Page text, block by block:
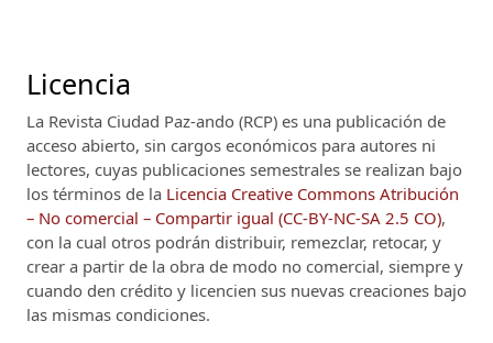
Licencia
La Revista Ciudad Paz-ando (RCP) es una publicación de
acceso abierto, sin cargos económicos para autores ni
lectores, cuyas publicaciones semestrales se realizan bajo
los términos de la Licencia Creative Commons Atribución
– No comercial – Compartir igual (CC-BY-NC-SA 2.5 CO),
con la cual otros podrán distribuir, remezclar, retocar, y
crear a partir de la obra de modo no comercial, siempre y
cuando den crédito y licencien sus nuevas creaciones bajo
las mismas condiciones.